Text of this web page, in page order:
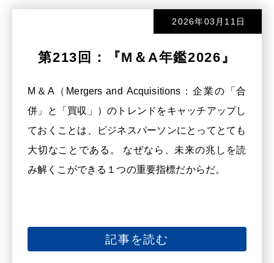
2026年03月11日
第213回：『M＆A年鑑2026』
M＆A（Mergers and Acquisitions：企業の「合
併」と「買収」）のトレンドをキャッチアップし
ておくことは、ビジネスパーソンにとってとても
大切なことである。 なぜなら、未来の兆しを読
み解くこができる１つの重要指標だからだ。
記事を読む